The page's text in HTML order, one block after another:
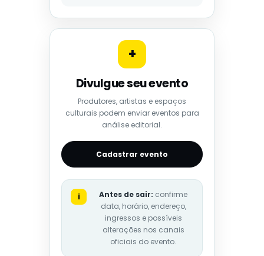
+
Divulgue seu evento
Produtores, artistas e espaços
culturais podem enviar eventos para
análise editorial.
Cadastrar evento
i Antes de sair: confirme
data, horário, endereço,
ingressos e possíveis
alterações nos canais
oficiais do evento.